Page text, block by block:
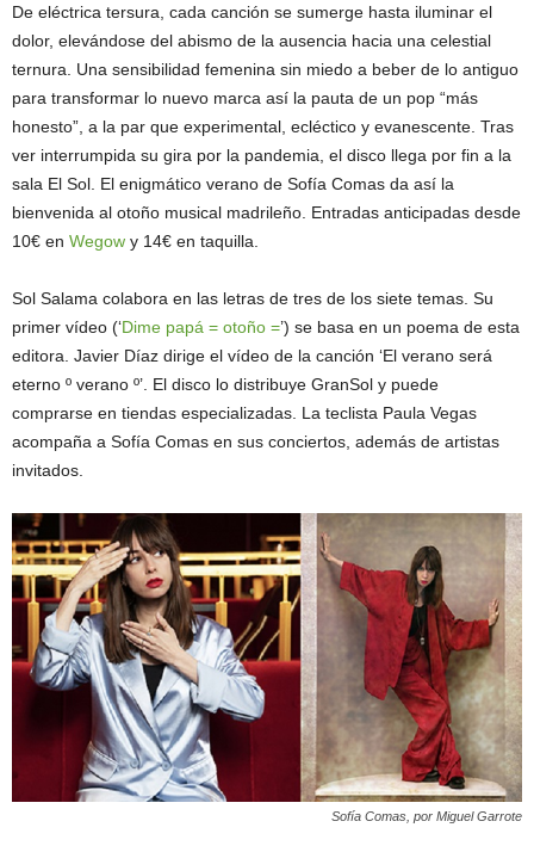
De eléctrica tersura, cada canción se sumerge hasta iluminar el
dolor, elevándose del abismo de la ausencia hacia una celestial
ternura. Una sensibilidad femenina sin miedo a beber de lo antiguo
para transformar lo nuevo marca así la pauta de un pop “más
honesto”, a la par que experimental, ecléctico y evanescente. Tras
ver interrumpida su gira por la pandemia, el disco llega por fin a la
sala El Sol. El enigmático verano de Sofía Comas da así la
bienvenida al otoño musical madrileño. Entradas anticipadas desde
10€ en Wegow y 14€ en taquilla.
Sol Salama colabora en las letras de tres de los siete temas. Su
primer vídeo (‘Dime papá = otoño =’) se basa en un poema de esta
editora. Javier Díaz dirige el vídeo de la canción ‘El verano será
eterno º verano º’. El disco lo distribuye GranSol y puede
comprarse en tiendas especializadas. La teclista Paula Vegas
acompaña a Sofía Comas en sus conciertos, además de artistas
invitados.
Sofía Comas, por Miguel Garrote